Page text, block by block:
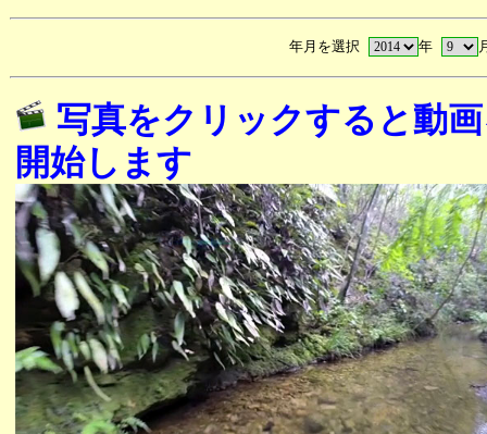
年月を選択 年
写真をクリックすると動
開始します